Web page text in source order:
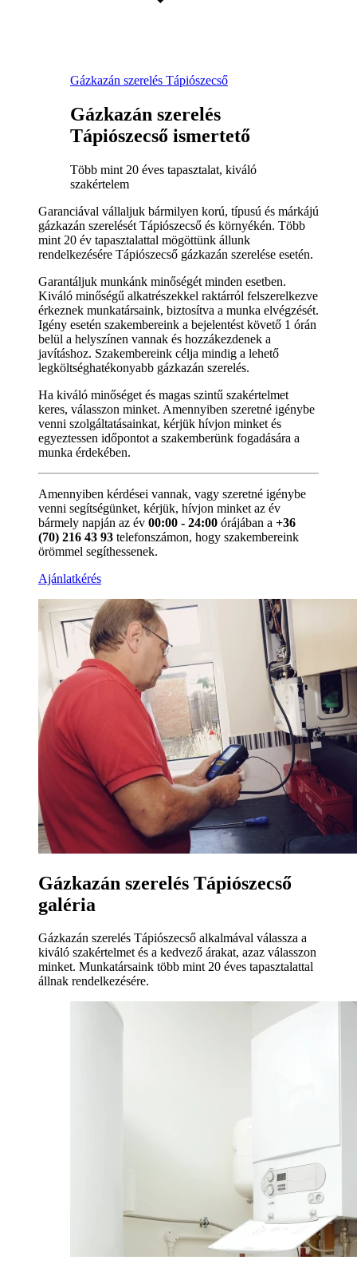
Gázkazán szerelés Tápiószecső
Gázkazán szerelés
Tápiószecső ismertető
Több mint 20 éves tapasztalat, kiváló
szakértelem
Garanciával vállaljuk bármilyen korú, típusú és márkájú
gázkazán szerelését Tápiószecső és környékén. Több
mint 20 év tapasztalattal mögöttünk állunk
rendelkezésére Tápiószecső gázkazán szerelése esetén.
Garantáljuk munkánk minőségét minden esetben.
Kiváló minőségű alkatrészekkel raktárról felszerelkezve
érkeznek munkatársaink, biztosítva a munka elvégzését.
Igény esetén szakembereink a bejelentést követő 1 órán
belül a helyszínen vannak és hozzákezdenek a
javításhoz. Szakembereink célja mindig a lehető
legköltséghatékonyabb gázkazán szerelés.
Ha kiváló minőséget és magas szintű szakértelmet
keres, válasszon minket. Amennyiben szeretné igénybe
venni szolgáltatásainkat, kérjük hívjon minket és
egyeztessen időpontot a szakemberünk fogadására a
munka érdekében.
Amennyiben kérdései vannak, vagy szeretné igénybe
venni segítségünket, kérjük, hívjon minket az év
bármely napján az év 00:00 - 24:00 órájában a +36
(70) 216 43 93 telefonszámon, hogy szakembereink
örömmel segíthessenek.
Ajánlatkérés
Gázkazán szerelés Tápiószecső
galéria
Gázkazán szerelés Tápiószecső alkalmával válassza a
kiváló szakértelmet és a kedvező árakat, azaz válasszon
minket. Munkatársaink több mint 20 éves tapasztalattal
állnak rendelkezésére.